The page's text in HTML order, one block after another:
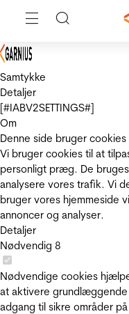
Samtykke
Detaljer
[#IABV2SETTINGS#]
Om
Denne side bruger cookies
Vi bruger cookies til at
personligt præg. De
analysere vores trafik. Vi
bruger vores hjemmeside
annoncer og analyser.
Detaljer
Nødvendig 8
Nødvendige cookies
at aktivere grundlæggende
adgang til sikre områder